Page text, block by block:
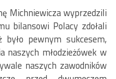
Michniewicza wyprzedzili
bilansowi Polacy zdołali
pewnym sukcesem,
naszych młodzieżówek w
naszych zawodników